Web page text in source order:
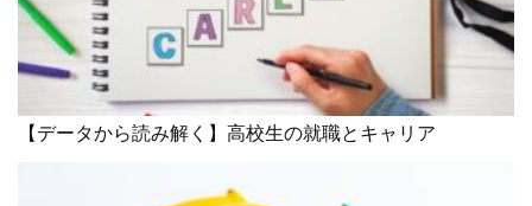
【データから読み解く】高校生の就職とキャリア